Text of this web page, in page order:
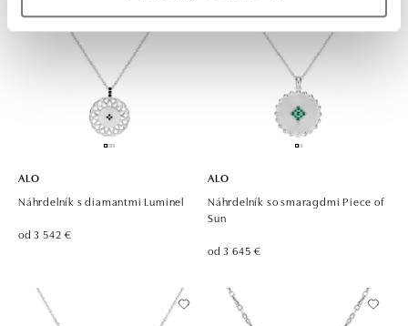
ALO
Náhrdelník s diamantmi Luminel
od 3 542 €
ALO
Náhrdelník so smaragdmi Piece of
Sun
od 3 645 €